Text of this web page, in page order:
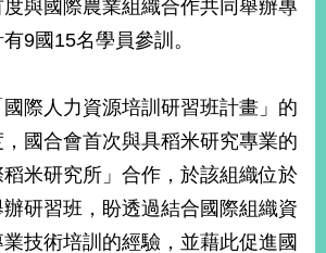
與國際農業組織合作共同舉辦專
9國15名學員參訓。
際人力資源培訓研習班計畫」的
國合會首次與具稻米研究專業的
米研究所」合作，於該組織位於
研習班，盼透過結合國際組織資
技術培訓的經驗，並藉此促進國